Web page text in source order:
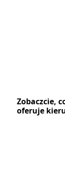
Zobaczcie,
oferuje